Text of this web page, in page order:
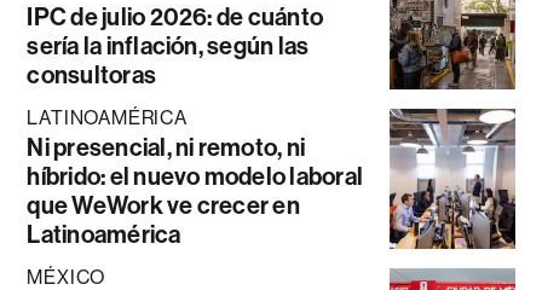
IPC de julio 2026: de cuánto
sería la inflación, según las
consultoras
LATINOAMÉRICA
Ni presencial, ni remoto, ni
híbrido: el nuevo modelo laboral
que WeWork ve crecer en
Latinoamérica
MÉXICO